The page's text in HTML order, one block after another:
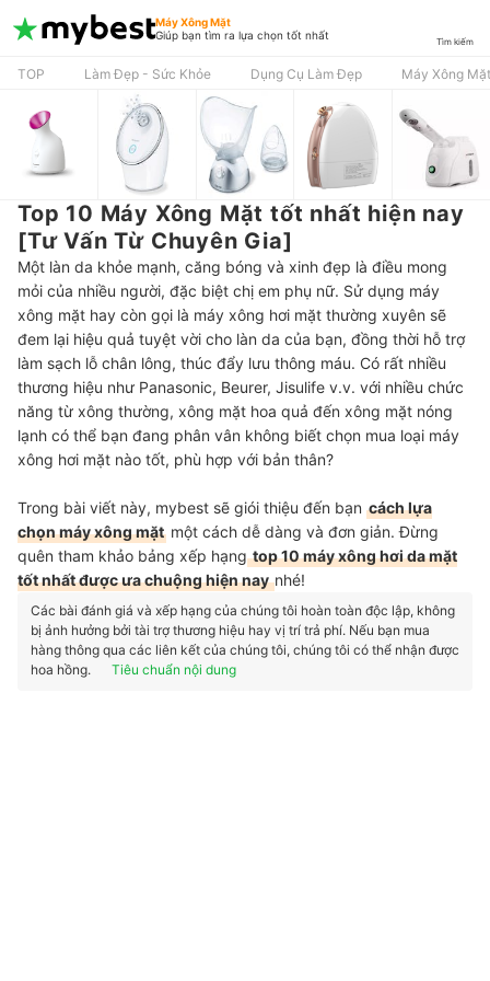
Máy Xông Mặt
Giúp bạn tìm ra lựa chọn tốt nhất
Tìm kiếm
TOP Làm Đẹp - Sức Khỏe Dụng Cụ Làm Đẹp Máy Xông Mặt
Top 10 Máy Xông Mặt tốt nhất hiện nay
[Tư Vấn Từ Chuyên Gia]
Một làn da khỏe mạnh, căng bóng và xinh đẹp là điều mong
mỏi của nhiều người, đặc biệt chị em phụ nữ. Sử dụng máy
xông mặt hay còn gọi là máy xông hơi mặt thường xuyên sẽ
đem lại hiệu quả tuyệt vời cho làn da của bạn, đồng thời hỗ trợ
làm sạch lỗ chân lông, thúc đẩy lưu thông máu. Có rất nhiều
thương hiệu như Panasonic, Beurer, Jisulife v.v. với nhiều chức
năng từ xông thường, xông mặt hoa quả đến xông mặt nóng
lạnh có thể bạn đang phân vân không biết chọn mua loại máy
xông hơi mặt nào tốt, phù hợp với bản thân?
Trong bài viết này, mybest sẽ giói thiệu đến bạn cách lựa
chọn máy xông mặt một cách dễ dàng và đơn giản. Đừng
quên tham khảo bảng xếp hạngtop 10 máy xông hơi da mặt
tốt nhất được ưa chuộng hiện naynhé!
Các bài đánh giá và xếp hạng của chúng tôi hoàn toàn độc lập, không
bị ảnh hưởng bởi tài trợ thương hiệu hay vị trí trả phí. Nếu bạn mua
hàng thông qua các liên kết của chúng tôi, chúng tôi có thể nhận được
hoa hồng.
Tiêu chuẩn nội dung